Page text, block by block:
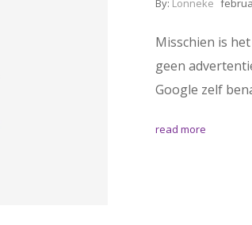
By: Lonneke
Misschien is
geen
Google zelf
read more